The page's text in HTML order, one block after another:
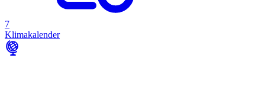
7
Klimakalender